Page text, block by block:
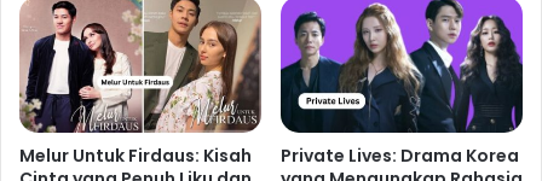
Melur Untuk Firdaus: Kisah
Private Lives: Drama Korea